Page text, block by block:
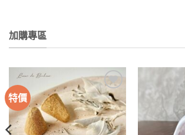
加購專區
特價
加入
收藏